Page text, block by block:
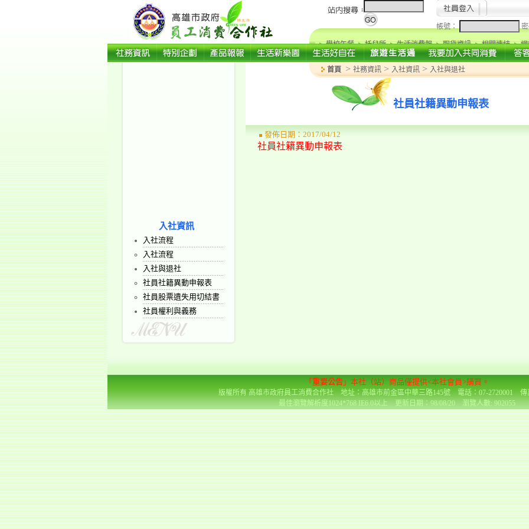
帳號：
學校午餐 托兒所 生活消費報 取貨資訊 相關連結
入社資訊
入社流程
入社流程
入社與退社
社員社籍異動申報表
社員股票遺失用切結書
社員權利與義務
首頁 > 社務資訊 > 入社資訊 > 入社與退社
社員社籍異動申報表
發佈日期：2017/04/12
社員社籍異動申報表
「 重要公告」本社（站）商品僅提供<本社會員>購買。
版權所有 高雄市政府員工消費合作社 地址：高雄市前金區中華三路145號 電話：07-2720001 傳
最佳瀏覽解析度1024*768 IE6.0以上 更新日期：98/08/20 瀏覽人數: 902055